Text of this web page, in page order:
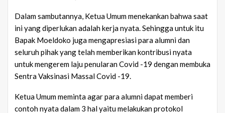
Dalam sambutannya, Ketua Umum menekankan bahwa saat
ini yang diperlukan adalah kerja nyata. Sehingga untuk itu
Bapak Moeldoko juga mengapresiasi para alumni dan
seluruh pihak yang telah memberikan kontribusi nyata
untuk mengerem laju penularan Covid -19 dengan membuka
Sentra Vaksinasi Massal Covid -19.
Ketua Umum meminta agar para alumni dapat memberi
contoh nyata dalam 3 hal yaitu melakukan protokol